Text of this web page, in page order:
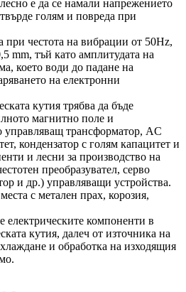
е да се намали напрежението
голям и повреда при
при честота на вибрации от 50Hz,
mm, тъй като амплитудата на
което води до падане на
на електронни
кутия трябва да бъде
магнитно поле и
управляващ трансформатор, AC
кондензатор с голям капацитет и
и лесни за производство на
преобразувател, серво
и др.) управляващи устройства.
с метален прах, корозия,
електрическите компоненти в
кутия, далеч от източника на
и обработка на изходящия